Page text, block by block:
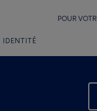
POUR
IDENTITÉ